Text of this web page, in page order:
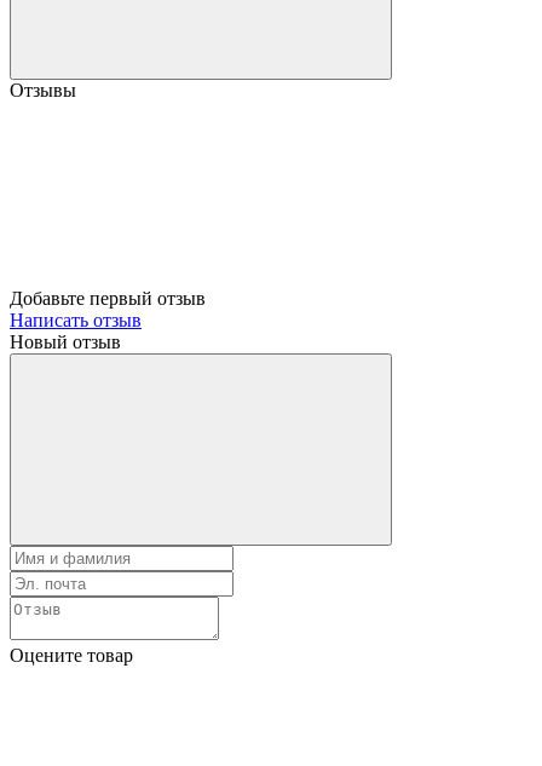
Отзывы
Добавьте первый отзыв
Написать отзыв
Новый отзыв
Оцените товар